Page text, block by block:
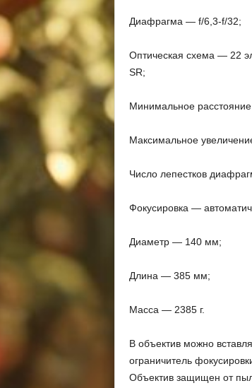
Диафрагма — f/6,3-f/32;
Оптическая схема — 22
SR;
Минимальное
Максимальное
Число лепестков
Фокусировка —
Диаметр — 140 мм;
Длина — 385 мм;
Масса — 2385 г.
В объектив можно
ограничитель
Объектив защищен от